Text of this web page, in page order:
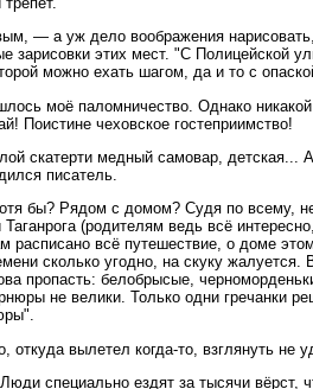
— а уж дело воображения
зарисовки этих мест. "С Полицейской
можно ехать шагом, да и то с
моё паломничество. Однако
Поистине чеховское гостеприимство!
скатерти медный самовар, детская...
писатель.
бы? Рядом с домом? Судя по всему,
(родителям ведь всё
всё путешествие, о доме
сколько угодно, на скуку жалуется.
пропасть: белобрысые,
не велики. Только одни гречанки
вылетел когда-то, взглянуть не
специально ездят за тысячи вёрст,